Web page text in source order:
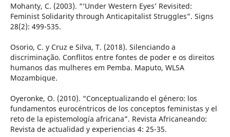
Mohanty, C. (2003). “‘Under Western Eyes’ Revisited:
Feminist Solidarity through Anticapitalist Struggles”. Signs
28(2): 499-535.
Osorio, C. y Cruz e Silva, T. (2018). Silenciando a
discriminação. Conflitos entre fontes de poder e os direitos
humanos das mulheres em Pemba. Maputo, WLSA
Mozambique.
Oyeronke, O. (2010). “Conceptualizando el género: los
fundamentos eurocéntricos de los conceptos feministas y el
reto de la epistemología africana”. Revista Africaneando:
Revista de actualidad y experiencias 4: 25-35.